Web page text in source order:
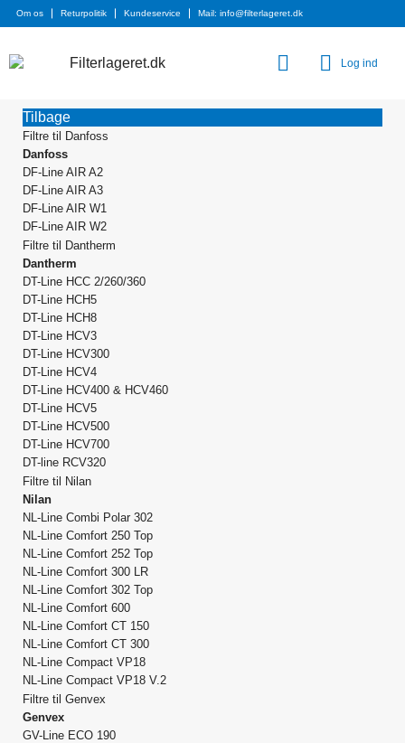
Om os Returpolitik Kundeservice Mail: info@filterlageret.dk
Log ind
Tilbage
Filtre til Danfoss
Danfoss
DF-Line AIR A2
DF-Line AIR A3
DF-Line AIR W1
DF-Line AIR W2
Filtre til Dantherm
Dantherm
DT-Line HCC 2/260/360
DT-Line HCH5
DT-Line HCH8
DT-Line HCV3
DT-Line HCV300
DT-Line HCV4
DT-Line HCV400 & HCV460
DT-Line HCV5
DT-Line HCV500
DT-Line HCV700
DT-line RCV320
Filtre til Nilan
Nilan
NL-Line Combi Polar 302
NL-Line Comfort 250 Top
NL-Line Comfort 252 Top
NL-Line Comfort 300 LR
NL-Line Comfort 302 Top
NL-Line Comfort 600
NL-Line Comfort CT 150
NL-Line Comfort CT 300
NL-Line Compact VP18
NL-Line Compact VP18 V.2
Filtre til Genvex
Genvex
GV-Line ECO 190